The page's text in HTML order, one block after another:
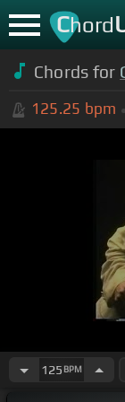
Chord
Chords for
125.25 bpm
125 BPM